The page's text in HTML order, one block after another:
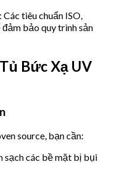
: Các tiêu chuẩn ISO,
bảo quy trình sản
Bức Xạ UV
source, bạn cần:
sạch các bề mặt bị bụi